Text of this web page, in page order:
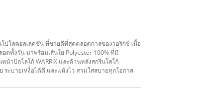
โปโลคอลเลคชัน ที่ขายดีที่สุดตลอดกาลของวอริกซ์ เนื้อ
ดทั้งวัน มาพร้อมเส้นใย Polyester 100% ที่มี
าปักโลโก้ WARRIX และด้านหลังสกรีนโลโก้
ระบายเหงื่อได้ดี และแห้งไว สวมใส่สบายทุกโอกาส